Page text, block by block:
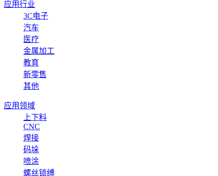
应用行业
3C电子
汽车
医疗
金属加工
教育
新零售
其他
应用领域
上下料
CNC
焊接
码垛
喷涂
螺丝锁缚